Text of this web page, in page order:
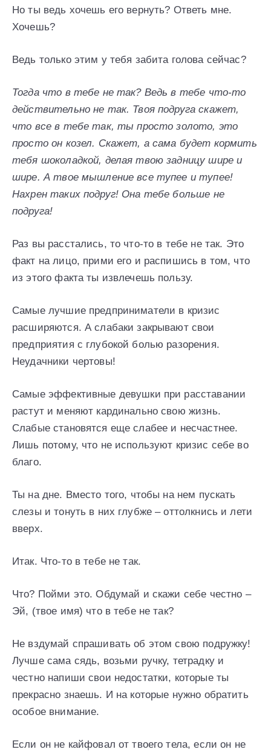
Но ты ведь хочешь его вернуть? Ответь мне.
Хочешь?
Ведь только этим у тебя забита голова сейчас?
Тогда что в тебе не так? Ведь в тебе что-то
действительно не так. Твоя подруга скажет,
что все в тебе так, ты просто золото, это
просто он козел. Скажет, а сама будет кормить
тебя шоколадкой, делая твою задницу шире и
шире. А твое мышление все тупее и тупее!
Нахрен таких подруг! Она тебе больше не
подруга!
Раз вы расстались, то что-то в тебе не так. Это
факт на лицо, прими его и распишись в том, что
из этого факта ты извлечешь пользу.
Самые лучшие предприниматели в кризис
расширяются. А слабаки закрывают свои
предприятия с глубокой болью разорения.
Неудачники чертовы!
Самые эффективные девушки при расставании
растут и меняют кардинально свою жизнь.
Слабые становятся еще слабее и несчастнее.
Лишь потому, что не используют кризис себе во
благо.
Ты на дне. Вместо того, чтобы на нем пускать
слезы и тонуть в них глубже – оттолкнись и лети
вверх.
Итак. Что-то в тебе не так.
Что? Пойми это. Обдумай и скажи себе честно –
Эй, (твое имя) что в тебе не так?
Не вздумай спрашивать об этом свою подружку!
Лучше сама сядь, возьми ручку, тетрадку и
честно напиши свои недостатки, которые ты
прекрасно знаешь. И на которые нужно обратить
особое внимание.
Если он не кайфовал от твоего тела, если он не